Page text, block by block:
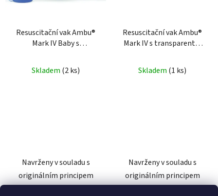
Resuscitační vak Ambu®
Mark IV Baby s
silikonovou maskou č. 0
Skladem (2 ks)
Navrženy v souladu s
originálním principem
Resuscitační vak Ambu®
Mark IV s transparentní
Skladem (1 ks)
Navrženy v souladu s
originálním principem